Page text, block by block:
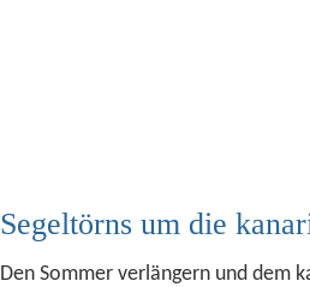
Segeltörns um die
Den Sommer verlängern und dem